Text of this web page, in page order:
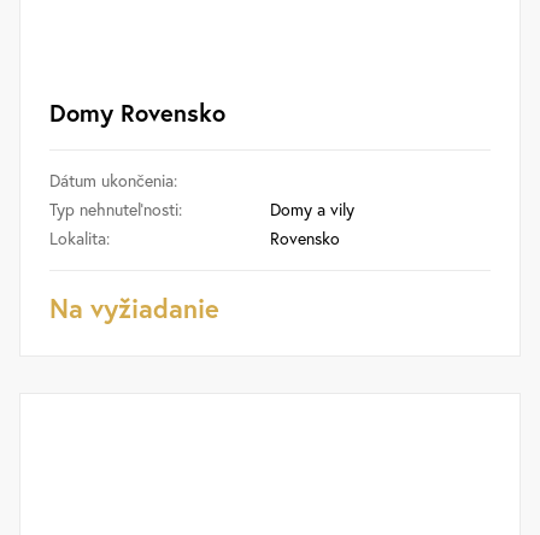
Domy Rovensko
Dátum ukončenia:
Typ nehnuteľnosti:
Domy a vily
Lokalita:
Rovensko
Na vyžiadanie